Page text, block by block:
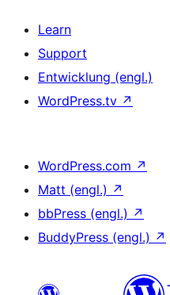
Learn
Support
Entwicklung (engl.)
WordPress.tv ↗
WordPress.com ↗
Matt (engl.) ↗
bbPress (engl.) ↗
BuddyPress (engl.) ↗